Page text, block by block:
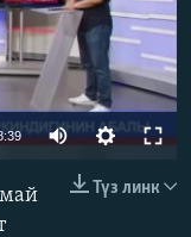
available
Auto
240p
Түз линк